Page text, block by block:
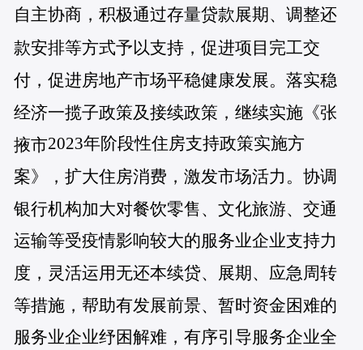
自主协商，积极通过存量贷款展期、调整还
款安排等方式予以支持，促进项目完工交
付，促进房地产市场平稳健康发展。落实稳
经济一揽子政策及接续政策，继续实施《张
掖市2023年阶段性住房支持政策实施方
案》，扩大住房消费，激发市场活力。协调
银行机构加大对餐饮零售、文化旅游、交通
运输等受疫情影响较大的服务业企业支持力
度，灵活运用无还本续贷、展期、应急周转
等措施，帮助有发展前景、暂时资金困难的
服务业企业纾困解难，有序引导服务企业全